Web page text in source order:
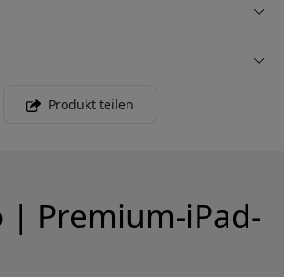
Produkt teilen
| Premium-iPad-